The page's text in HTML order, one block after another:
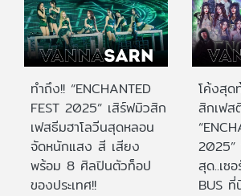
ทำถึง!! “ENCHANTED
FEST 2025” เสิร์ฟมิวสิก
เฟสธีมฮาโลวีนสุดหลอน
จัดหนักแสง สี เสียง
พร้อม 8 ศิลปินตัวท็อป
ของประเทศ!!
โค้งสุด
สิกเฟส
2025”
สุด..เซ
BUS ที่